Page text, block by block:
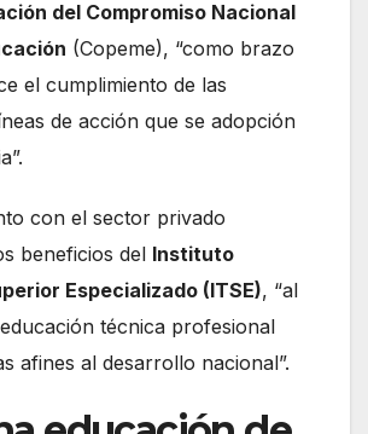
del Compromiso Nacional
(Copeme), “como brazo
el cumplimiento de las
de acción que se adopción
con el sector privado
beneficios del Instituto
Especializado (ITSE), “al
técnica profesional
afines al desarrollo nacional”.